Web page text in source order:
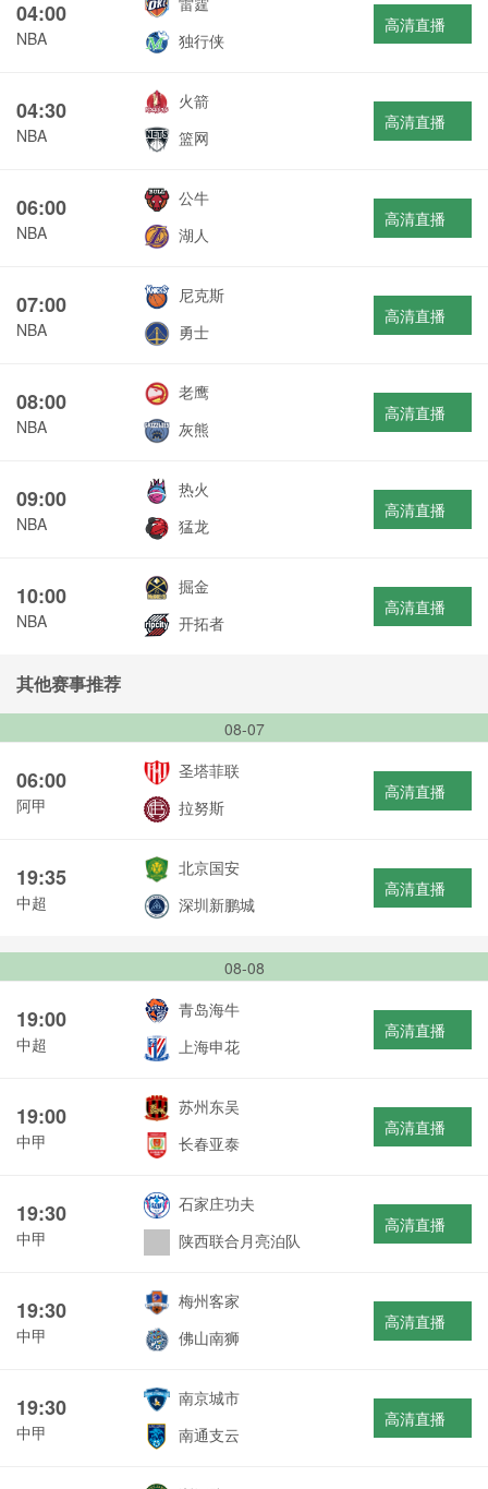
04:00
NBA
独行侠
高清直播
04:30
NBA
火箭
篮网
高清直播
06:00
NBA
公牛
湖人
高清直播
07:00
NBA
尼克斯
勇士
高清直播
08:00
NBA
老鹰
灰熊
高清直播
09:00
NBA
热火
猛龙
高清直播
10:00
NBA
掘金
开拓者
高清直播
其他赛事推荐
08-07
06:00
阿甲
圣塔菲联
拉努斯
高清直播
19:35
中超
北京国安
深圳新鹏城
高清直播
08-08
19:00
中超
青岛海牛
上海申花
高清直播
19:00
中甲
苏州东吴
长春亚泰
高清直播
19:30
中甲
石家庄功夫
陕西联合月亮泊队
高清直播
19:30
中甲
梅州客家
佛山南狮
高清直播
19:30
中甲
南京城市
南通支云
高清直播